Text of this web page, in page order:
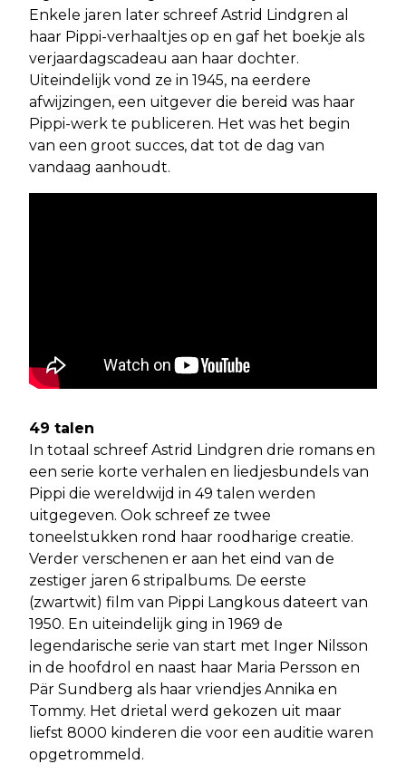
Enkele jaren later schreef Astrid Lindgren al
haar Pippi-verhaaltjes op en gaf het boekje als
verjaardagscadeau aan haar dochter.
Uiteindelijk vond ze in 1945, na eerdere
afwijzingen, een uitgever die bereid was haar
Pippi-werk te publiceren. Het was het begin
van een groot succes, dat tot de dag van
vandaag aanhoudt.
49 talen
In totaal schreef Astrid Lindgren drie romans en
een serie korte verhalen en liedjesbundels van
Pippi die wereldwijd in 49 talen werden
uitgegeven. Ook schreef ze twee
toneelstukken rond haar roodharige creatie.
Verder verschenen er aan het eind van de
zestiger jaren 6 stripalbums. De eerste
(zwartwit) film van Pippi Langkous dateert van
1950. En uiteindelijk ging in 1969 de
legendarische serie van start met Inger Nilsson
in de hoofdrol en naast haar Maria Persson en
Pär Sundberg als haar vriendjes Annika en
Tommy. Het drietal werd gekozen uit maar
liefst 8000 kinderen die voor een auditie waren
opgetrommeld.